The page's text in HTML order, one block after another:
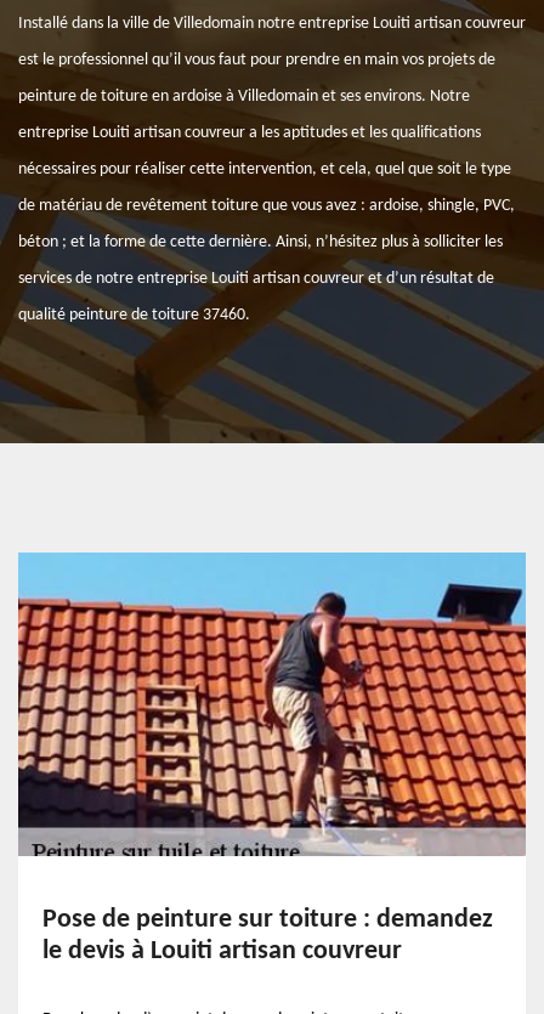
Installé dans la ville de Villedomain notre entreprise Louiti artisan couvreur
est le professionnel qu’il vous faut pour prendre en main vos projets de
peinture de toiture en ardoise à Villedomain et ses environs. Notre
entreprise Louiti artisan couvreur a les aptitudes et les qualifications
nécessaires pour réaliser cette intervention, et cela, quel que soit le type
de matériau de revêtement toiture que vous avez : ardoise, shingle, PVC,
béton ; et la forme de cette dernière. Ainsi, n’hésitez plus à solliciter les
services de notre entreprise Louiti artisan couvreur et d’un résultat de
qualité peinture de toiture 37460.
Pose de peinture sur toiture : demandez
le devis à Louiti artisan couvreur